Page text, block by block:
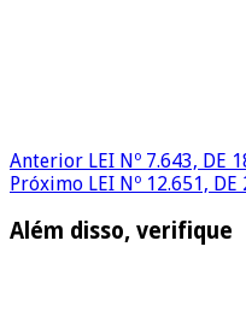
Anterior LEI Nº 7.643, DE
Próximo LEI Nº 12.651,
Além disso, verifique